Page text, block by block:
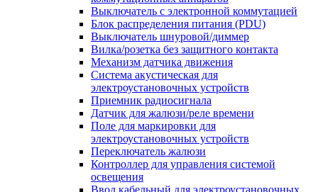
Выключатель с электронной коммутацией
Блок распределения питания (PDU)
Выключатель шнуровой/диммер
Вилка/розетка без защитного контакта
Механизм датчика движения
Система акустическая для
электроустановочных устройств
Приемник радиосигнала
Датчик для жалюзи/реле времени
Поле для маркировки для
электроустановочных устройств
Переключатель жалюзи
Контроллер для управления системой
освещения
Ввод кабельный для электроустановочных